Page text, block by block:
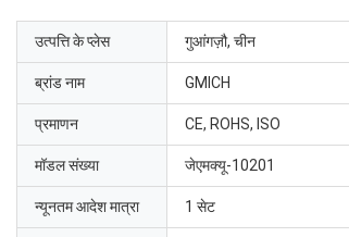
उत्पत्ति के प्लेस गुआंगज़ौ, चीन
ब्रांड नाम GMICH
प्रमाणन CE, ROHS, ISO
मॉडल संख्या जेएमक्यू-10201
न्यूनतम आदेश मात्रा 1 सेट